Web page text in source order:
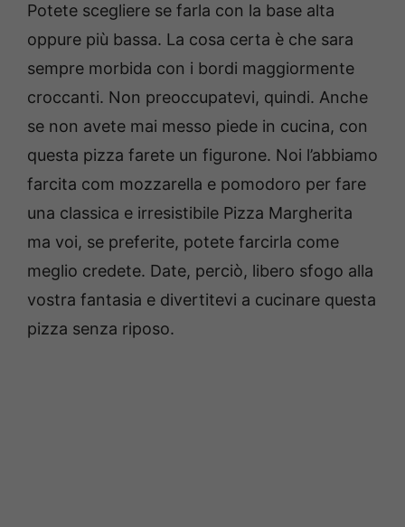
Potete scegliere se farla con la base alta
oppure più bassa. La cosa certa è che sara
sempre morbida con i bordi maggiormente
croccanti. Non preoccupatevi, quindi. Anche
se non avete mai messo piede in cucina, con
questa pizza farete un figurone. Noi l’abbiamo
farcita com mozzarella e pomodoro per fare
una classica e irresistibile Pizza Margherita
ma voi, se preferite, potete farcirla come
meglio credete. Date, perciò, libero sfogo alla
vostra fantasia e divertitevi a cucinare questa
pizza senza riposo.